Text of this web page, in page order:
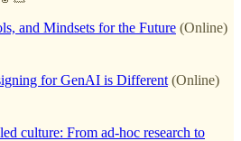
and Mindsets for the Future (Online)
for GenAI is Different (Online)
culture: From ad-hoc research to